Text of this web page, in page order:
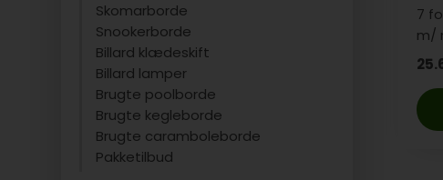
Skomarborde
Snookerborde
Billard klædeskift
Billard lamper
Brugte poolborde
Brugte kegleborde
Brugte caramboleborde
Pakketilbud
7
m/